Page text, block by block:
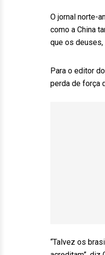
O jornal norte-
como a China
que os deuses,
Para o editor
perda de força
“Talvez os